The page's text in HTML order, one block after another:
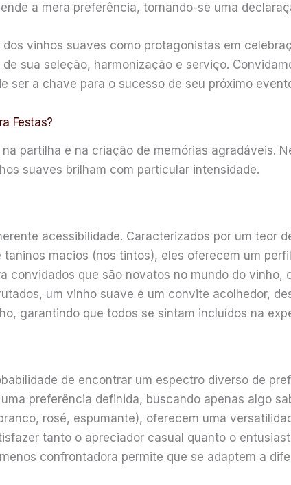
a mera preferência, tornando-se uma
vinhos suaves como protagonistas em
sua seleção, harmonização e serviço.
ser a chave para o sucesso de seu próximo
Festas?
partilha e na criação de memórias agradáveis.
suaves brilham com particular intensidade.
acessibilidade. Caracterizados por um teor
macios (nos tintos), eles oferecem um
convidados que são novatos no mundo do vinho,
um vinho suave é um convite acolhedor,
garantindo que todos se sintam incluídos na
de encontrar um espectro diverso de
preferência definida, buscando apenas algo
rosé, espumante), oferecem uma
tanto o apreciador casual quanto o
confrontadora permite que se adaptem a